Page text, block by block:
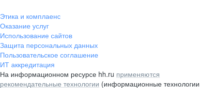
Этика и комплаенс
Оказание услуг
Использование сайтов
Защита персональных данных
Пользовательское соглашение
ИТ аккредитация
На информационном ресурсе hh.ru применяются
рекомендательные технологии (информационные технологии